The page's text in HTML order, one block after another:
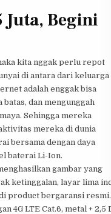
Juta, Begini
kita nggak perlu repot
di antara dari keluarga
adalah enggak bisa
dan mengunggah
Sehingga mereka
mereka di dunia
bersama dengan daya
baterai Li-Ion.
gambar yang
ketinggalan, layar lima
product bergaransi resmi.
4G LTE Cat.6, metal + 2,5